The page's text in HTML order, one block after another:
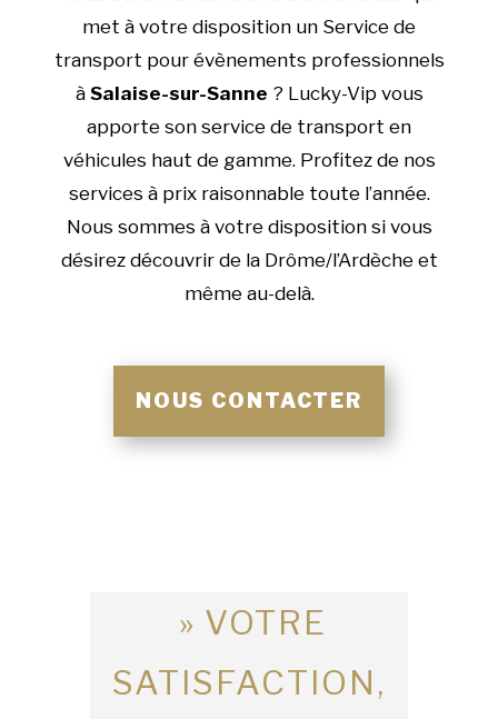
met à votre disposition un Service de
transport pour évènements professionnels
à Salaise-sur-Sanne ? Lucky-Vip vous
apporte son service de transport en
véhicules haut de gamme. Profitez de nos
services à prix raisonnable toute l’année.
Nous sommes à votre disposition si vous
désirez découvrir de la Drôme/l’Ardèche et
même au-delà.
NOUS CONTACTER
» VOTRE
SATISFACTION,